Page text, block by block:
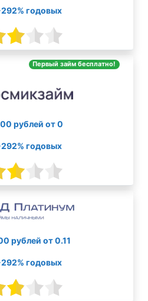
годовых
Первый займ бесплатно!
рублей от 0
годовых
рублей от 0.11
годовых